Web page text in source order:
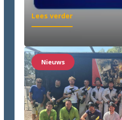
Lees verder:
Goed
voor
wie
labeling
wil
moderniseren
Nieuws